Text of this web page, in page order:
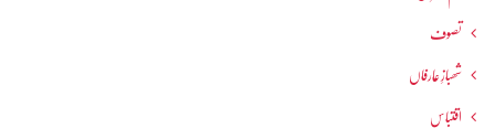
تصوف
شھبازِ عارفاں
اقتباس